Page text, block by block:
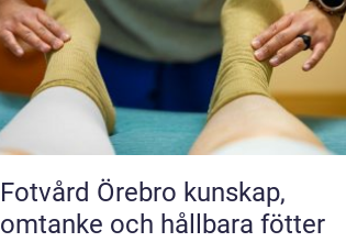
Fotvård Örebro kunskap,
omtanke och hållbara fötter